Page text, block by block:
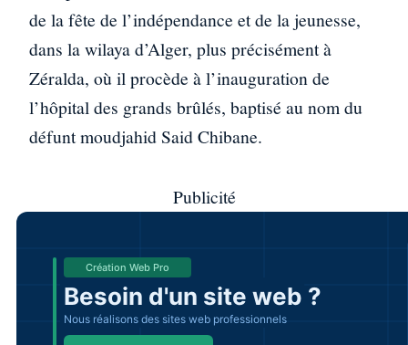
de la fête de l’indépendance et de la jeunesse,
dans la wilaya d’Alger, plus précisément à
Zéralda, où il procède à l’inauguration de
l’hôpital des grands brûlés, baptisé au nom du
défunt moudjahid Said Chibane.
Publicité